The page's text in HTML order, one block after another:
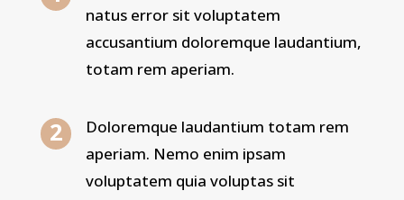
natus error sit voluptatem
accusantium doloremque laudantium,
totam rem aperiam.
Doloremque laudantium totam rem
aperiam. Nemo enim ipsam
voluptatem quia voluptas sit